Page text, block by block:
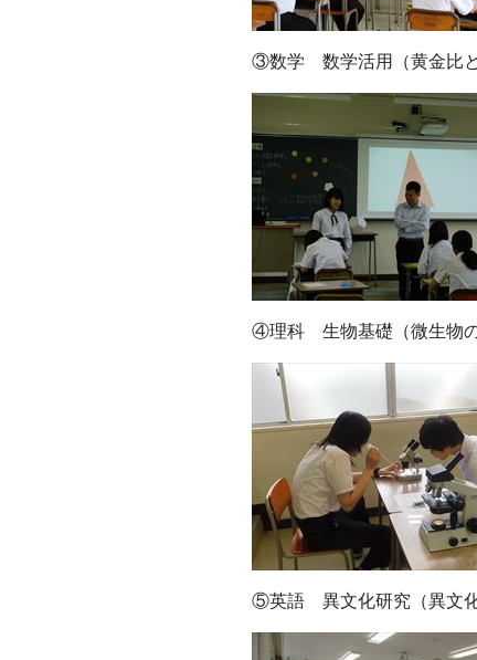
③数学 数学活用（黄金比と
④理科 生物基礎（微生物の
⑤英語 異文化研究（異文化